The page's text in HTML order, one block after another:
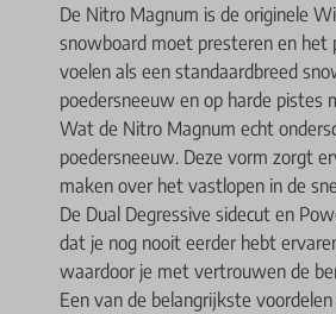
De Nitro Magnum is de originele
snowboard moet presteren en het
voelen als een standaardbreed
poedersneeuw en op harde pistes
Wat de Nitro Magnum echt
poedersneeuw. Deze vorm zorgt
maken over het vastlopen in de
De Dual Degressive sidecut en
dat je nog nooit eerder hebt
waardoor je met vertrouwen de
Een van de belangrijkste